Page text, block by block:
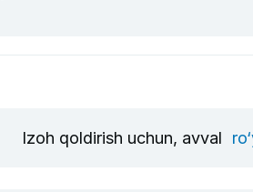
Izoh qoldirish uchun, avval